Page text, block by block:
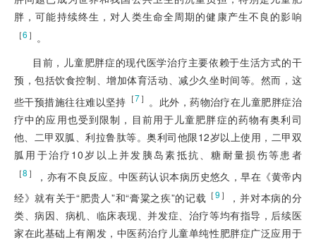
胖，可能持续终生，对人类生命全周期的健康产生不良的影响
［6 ］ 。
目前，儿童肥胖症的现代医学治疗主要依赖于生活方式的干
预，包括饮食控制、增加体育活动、减少久坐时间等。然而，这
些干预措施往往难以坚持 ［7］ 。此外，药物治疗在儿童肥胖症治
疗中的应用也受到限制，目前用于儿童肥胖症的药物有奥利司
他、二甲双胍、利拉鲁肽等。奥利司他限12岁以上使用，二甲双
胍用于治疗10岁以上并发胰岛素抵抗、糖耐量损伤等患者
［8 ］
，亦有不良反应。中医药认识本病历史悠久，早在《黄帝内
经》就有关于“肥贵人”和“膏粱之疾”的记载 ［9 ］
，并对本病的分
类、病因、病机、临床表现、并发症、治疗等均有指导，后续医
家在此基础上有阐发，中医药治疗儿童单纯性肥胖症广泛应用于